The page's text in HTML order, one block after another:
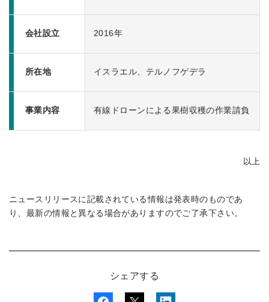
会社設立 2016年
所在地 イスラエル、テルノフゲデラ
事業内容 有線ドローンによる果樹収穫の作業請負
以上
ニュースリリースに記載されている情報は発表時のものであ
り、最新の情報と異なる場合がありますのでご了承下さい。
シェアする